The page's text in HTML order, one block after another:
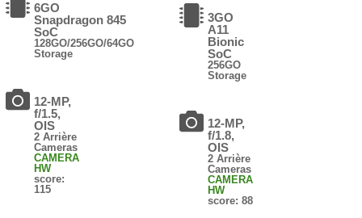
6GO
Snapdragon 845
SoC
128GO/256GO/64GO
Storage
12-MP,
f/1.5,
OIS
2 Arrière
Cameras
CAMERA
HW
score:
115
3GO
A11
Bionic
SoC
256GO
Storage
12-MP,
f/1.8,
OIS
2 Arrière
Cameras
CAMERA
HW
score: 88